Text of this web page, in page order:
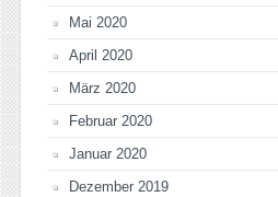
Mai 2020
April 2020
März 2020
Februar 2020
Januar 2020
Dezember 2019